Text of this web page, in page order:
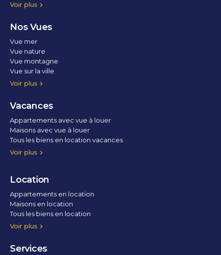
Voir plus
Nos Vues
Voir plus
Vue mer
Vue nature
Vue montagne
Vue sur la ville
Vue parc
Vue fleuve
Vue lac
Vue marina / port
Vacances
Voir plus
Appartements avec vue à louer
Maisons avec vue à louer
Tous les biens en location vacances
Location
Voir plus
Appartements en location
Maisons en location
Tous les biens en location
Services